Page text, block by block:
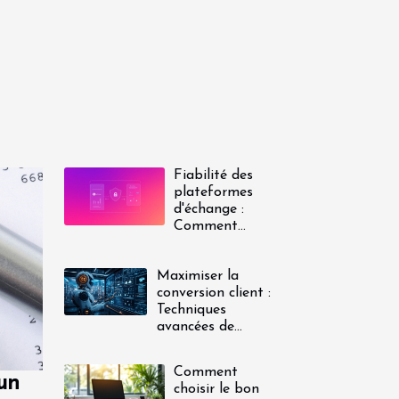
Fiabilité des
plateformes
d'échange :
Comment
Maximiser la
conversion client :
Techniques
avancées de
Comment
choisir le bon